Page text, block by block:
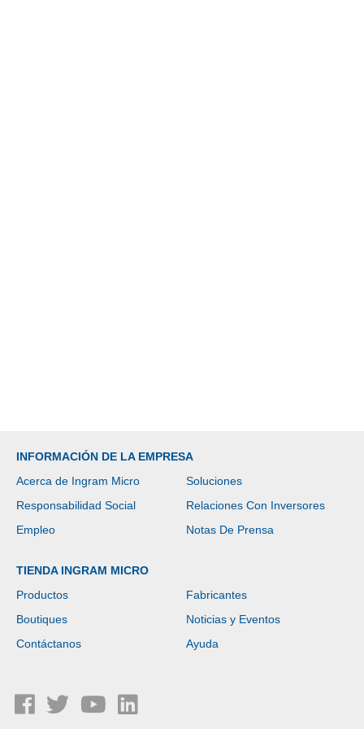
INFORMACIÓN DE LA EMPRESA
Acerca de Ingram Micro
Soluciones
Responsabilidad Social
Relaciones Con Inversores
Empleo
Notas De Prensa
TIENDA INGRAM MICRO
Productos
Fabricantes
Boutiques
Noticias y Eventos
Contáctanos
Ayuda